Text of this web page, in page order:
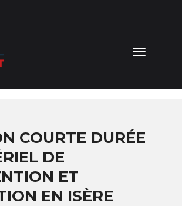
COURTE DURÉE
DE
ET
EN ISÈRE